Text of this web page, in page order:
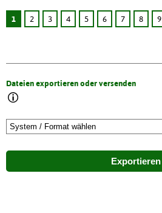
1 2 3 4 5 6 7 8 9
Dateien exportieren oder versenden
Exportieren